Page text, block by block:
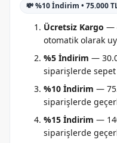
💸 %10 İndirim • 75.000
Ücretsiz Kargo —
otomatik olarak
%5 İndirim —
siparişlerde sepet
%10 İndirim —
siparişlerde
%15 İndirim —
siparişlerde